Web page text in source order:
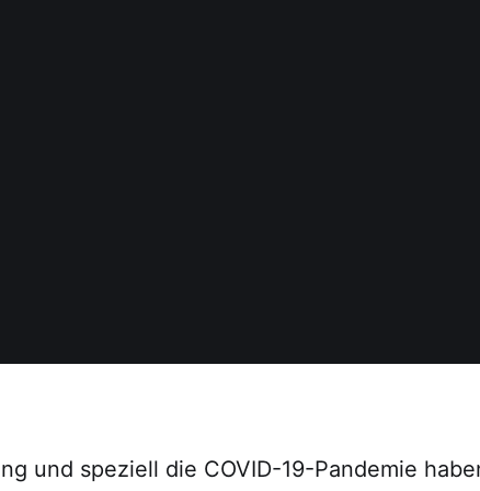
und speziell die COVID-19-Pandemie